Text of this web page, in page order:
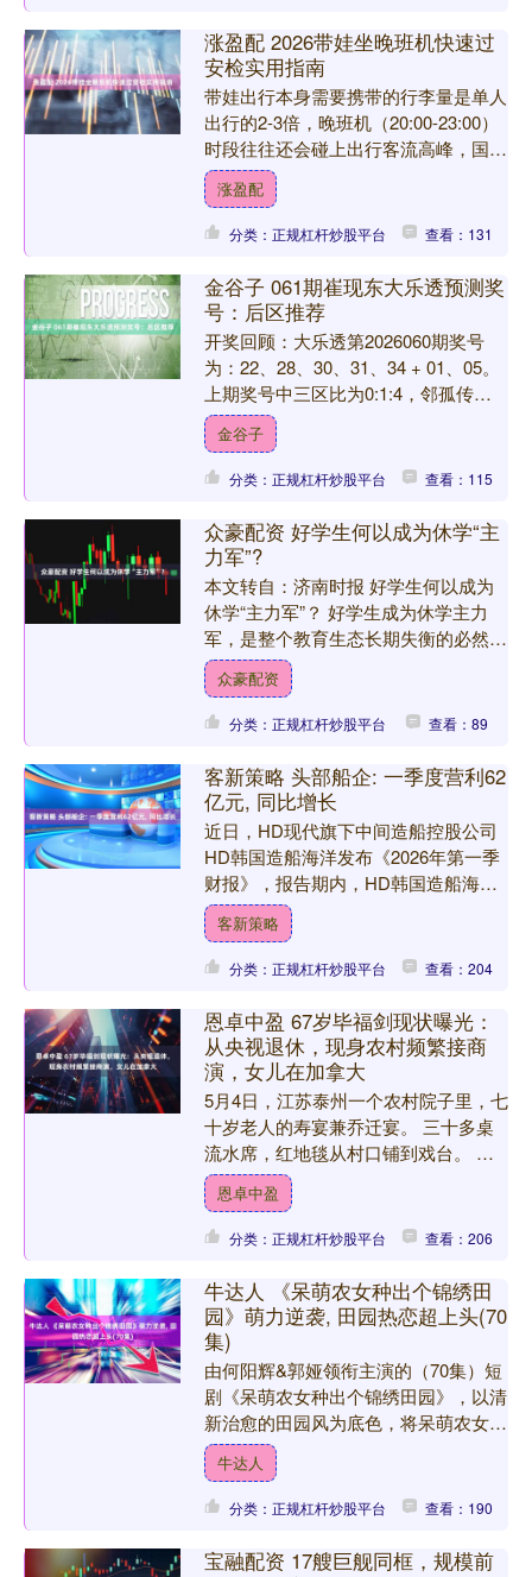
涨盈配 2026带娃坐晚班机快速过
安检实用指南
带娃出行本身需要携带的行李量是单人
出行的2-3倍，晚班机（20:00-23:00）
时段往往还会碰上出行客流高峰，国内
多数机场普通安检口平均排队时长在
15-30分....
涨盈配
分类：正规杠杆炒股平台 查看：131
金谷子 061期崔现东大乐透预测奖
号：后区推荐
开奖回顾：大乐透第2026060期奖号
为：22、28、30、31、34 + 01、05。
上期奖号中三区比为0:1:4，邻孤传比
为0:5:0。 大乐透近10期奖....
金谷子
分类：正规杠杆炒股平台 查看：115
众豪配资 好学生何以成为休学“主
力军”?
本文转自：济南时报 好学生何以成为
休学“主力军”？ 好学生成为休学主力
军，是整个教育生态长期失衡的必然结
果。 □关育兵 “在我们开展的休学青少
年复学项目中，来自....
众豪配资
分类：正规杠杆炒股平台 查看：89
客新策略 头部船企: 一季度营利62
亿元, 同比增长
近日，HD现代旗下中间造船控股公司
HD韩国造船海洋发布《2026年第一季
财报》，报告期内，HD韩国造船海洋
实现营业收入8.1409万亿韩元（约合人
民币372亿元....
客新策略
分类：正规杠杆炒股平台 查看：204
恩卓中盈 67岁毕福剑现状曝光：
从央视退休，现身农村频繁接商
演，女儿在加拿大
5月4日，江苏泰州一个农村院子里，七
十岁老人的寿宴兼乔迁宴。 三十多桌
流水席，红地毯从村口铺到戏台。 黑
色商务车停下，走下来的是67岁的毕福
剑。 深色夹克，黑色....
恩卓中盈
分类：正规杠杆炒股平台 查看：206
牛达人 《呆萌农女种出个锦绣田
园》萌力逆袭, 田园热恋超上头(70
集)
由何阳辉&郭娅领衔主演的（70集）短
剧《呆萌农女种出个锦绣田园》，以清
新治愈的田园风为底色，将呆萌农女的
成长与乡村产业的蜕变紧密相连，用鲜
活的故事勾勒出乡村振兴....
牛达人
分类：正规杠杆炒股平台 查看：190
宝融配资 17艘巨舰同框，规模前